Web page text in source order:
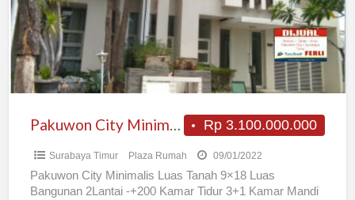
Rp 3.100.000.000
Pakuwon City Minimalis
Surabaya Timur Plaza Rumah 09/01/2022
Pakuwon City Minimalis Luas Tanah 9×18 Luas
Bangunan 2Lantai -+200 Kamar Tidur 3+1 Kamar Mandi